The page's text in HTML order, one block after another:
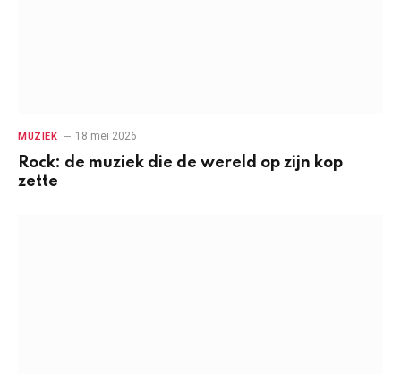
MUZIEK 18 mei 2026
Rock: de muziek die de wereld op zijn kop
zette